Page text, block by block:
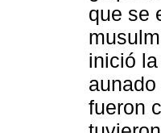
que se
inició
fueron